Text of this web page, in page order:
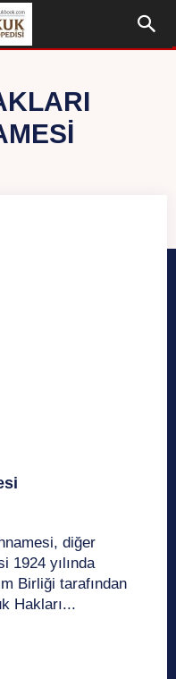
diğer
1924 yılında
Birliği tarafından
Hakları...